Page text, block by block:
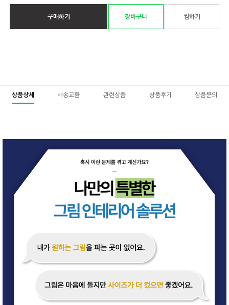
구매하기 장바구니 찜하기
상품상세 배송교환 관련상품 상품후기 상품문의